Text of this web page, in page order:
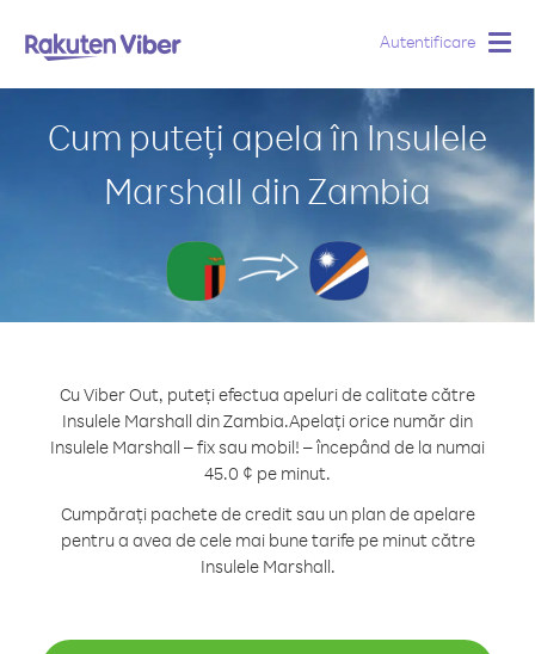
Autentificare
Cum puteți apela în Insulele
Marshall din Zambia
Cu Viber Out, puteți efectua apeluri de calitate către
Insulele Marshall din Zambia.Apelați orice număr din
Insulele Marshall – fix sau mobil! – începând de la numai
45.0 ¢ pe minut.
Cumpărați pachete de credit sau un plan de apelare
pentru a avea de cele mai bune tarife pe minut către
Insulele Marshall.